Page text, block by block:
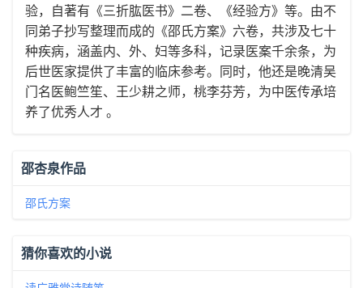
验，自著有《三折肱医书》二卷、《经验方》等。由不
同弟子抄写整理而成的《邵氏方案》六卷，共涉及七十
种疾病，涵盖内、外、妇等多科，记录医案千余条，为
后世医家提供了丰富的临床参考。同时，他还是晚清吴
门名医鲍竺笙、王少耕之师，桃李芬芳，为中医传承培
养了优秀人才 。
邵杏泉作品
邵氏方案
猜你喜欢的小说